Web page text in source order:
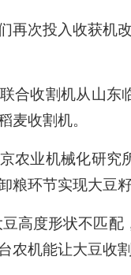
再次投入收获机
合收割机从山东
麦收割机。
农业机械化研究
粮环节实现大豆
高度形状不匹
农机能让大豆收